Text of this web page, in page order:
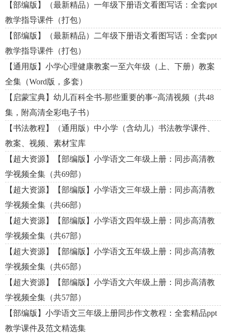
【部编版】（最新精品）一年级下册语文看图写话：全套ppt
教学指导课件（打包）
【部编版】（最新精品）二年级下册语文看图写话：全套ppt
教学指导课件（打包）
【通用版】小学心理健康教案一至六年级（上、下册）教案
全集（Word版，多套）
【启蒙宝典】幼儿百科全书-那些重要的事~高清视频（共48
集，附高清全彩电子书）
【书法教程】（通用版）中小学（含幼儿）书法教学课件、
教案、视频、素材宝库
【超大资源】【部编版】小学语文二年级上册：同步高清教
学视频全集（共69部）
【超大资源】【部编版】小学语文三年级上册：同步高清教
学视频全集（共66部）
【超大资源】【部编版】小学语文四年级上册：同步高清教
学视频全集（共67部）
【超大资源】【部编版】小学语文五年级上册：同步高清教
学视频全集（共65部）
【超大资源】【部编版】小学语文六年级上册：同步高清教
学视频全集（共57部）
【部编版】小学语文三年级上册同步作文教程：全套精品ppt
教学课件及范文精选集